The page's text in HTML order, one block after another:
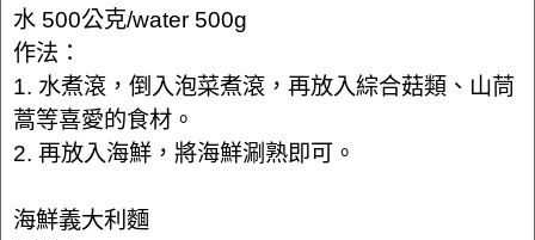
水 500公克/water 500g
作法：
1. 水煮滾，倒入泡菜煮滾，再放入綜合菇類、山茼
蒿等喜愛的食材。
2. 再放入海鮮，將海鮮涮熟即可。
海鮮義大利麵